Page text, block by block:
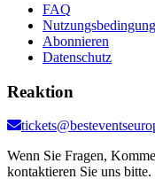
FAQ
Abonnieren
Datenschutz
Reaktion
Wenn Sie Fragen,
kontaktieren Sie uns bitte.